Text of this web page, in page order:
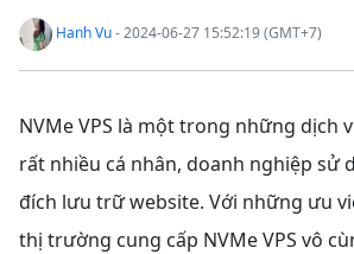
Hanh Vu- 2024-06-27 15:52:19 (GMT+7)
NVMe VPS là một trong những dịch
rất nhiều cá nhân, doanh nghiệp sử
đích lưu trữ website. Với những ưu
thị trường cung cấp NVMe VPS vô